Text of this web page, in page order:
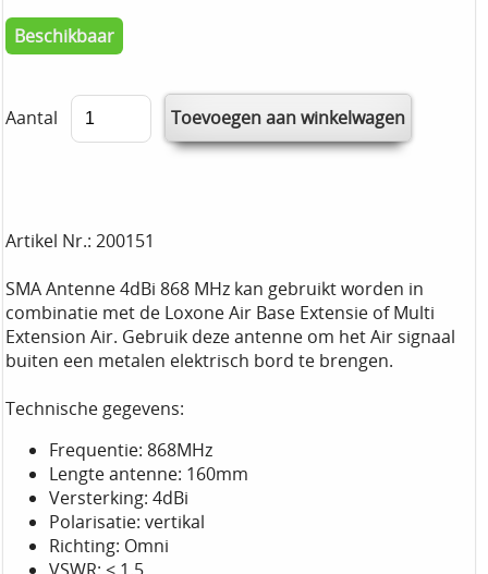
Beschikbaar
Aantal
Artikel Nr.: 200151
SMA Antenne 4dBi 868 MHz kan gebruikt worden in
combinatie met de Loxone Air Base Extensie of Multi
Extension Air. Gebruik deze antenne om het Air signaal
buiten een metalen elektrisch bord te brengen.
Technische gegevens:
Frequentie: 868MHz
Lengte antenne: 160mm
Versterking: 4dBi
Polarisatie: vertikal
Richting: Omni